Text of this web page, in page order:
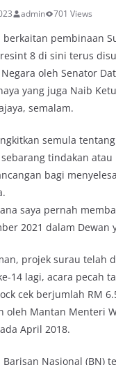
admin 701 Views
berkaitan pembinaan
8 di sini terus
oleh Senator
yang juga Naib
semalam.
semula
tindakan atau
bagi
saya pernah
2021 dalam Dewan
projek surau telah
14 lagi, acara pecah
cek berjumlah RM
oleh Mantan Menteri
April 2018.
Barisan Nasional (BN)